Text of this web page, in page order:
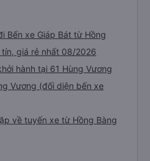
Bến xe Giáp Bát từ Hồng
giá rẻ nhất 08/2026
hành tại 61 Hùng Vương
Vương (đối diện bến xe
về tuyến xe từ Hồng Bàng